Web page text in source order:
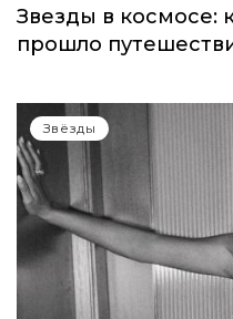
Звезды в космосе:
прошло
Звёзды